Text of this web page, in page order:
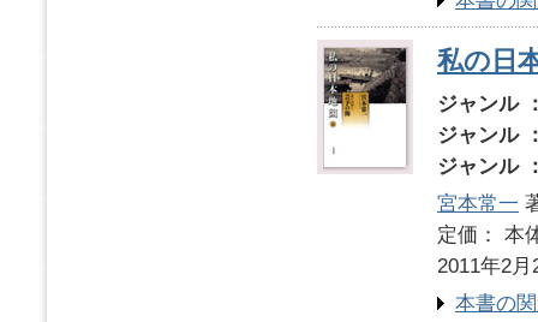
私の日
ジャンル
ジャンル
ジャンル
宮本常一
定価：
2011年2月
本書の